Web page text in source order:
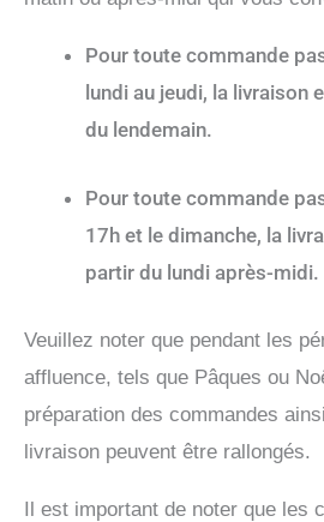
Pour toute commande
lundi au jeudi, la livraison
du lendemain.
Pour toute commande
17h et le dimanche, la
partir du lundi après-midi.
Veuillez noter que pendant les
affluence, tels que Pâques ou
préparation des commandes
livraison peuvent être rallongés.
Il est important de noter que les